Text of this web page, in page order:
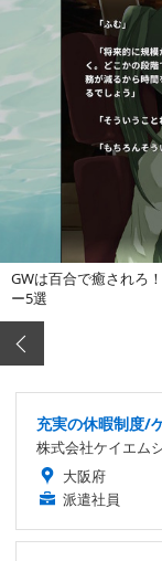
GWは百合で癒されろ
ー5選
充実の休暇制度/
株式会社ケイエム
大阪府
派遣社員